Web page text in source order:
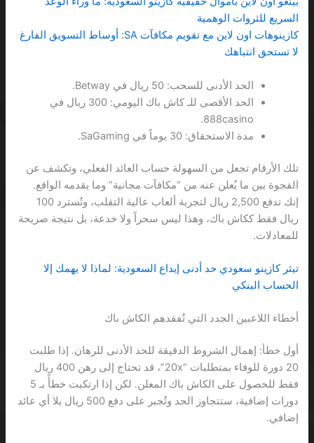
السريع للثروات الوهمية
كازينوهات اون لاين مع تقويم مكافآت SA: أوساط التسويق الفارغ
لا تستحق انتباهك
الحد الأدنى للسحب: 50 ريال في Betway.
الحد الأقصى للـ كاش باك اليومي: 300 ريال في
888casino.
مدة الاستحقاق: 30 يوماً في SaGaming.
تلك الأرقام تجعل من السهولة حساب العائد الفعلي، وتكشف عن
الفجوة بين ما يُعلن عنه من “مكافآت مجانية” وما يقدمه الواقع.
إنك تدفع 2,500 ريال لتجربة ألعاب عالية التقلب، وتُسترد 100
ريال فقط ككاش باك، وهذا ليس سحراً ولا خدعة، بل نتيجة صريحة
للمعادلات.
تيثر كازينو سعودي حد أدنى إيداع السعودية: لماذا لا يهمك إلا
الحساب البنكي
أخطاء اللاعبين الجدد التي تُفقدهم الكاش باك
أول خطأ: إهمال الشروط الدقيقة للحد الأدنى للرهان. إذا طلبت
20 دورة للوفاء بمتطلبات “20x”، قد تحتاج إلى رهن 400 ريال
فقط للحصول على الكاش باك المعلن. لكن إذا ارتكبت خطأً بـ 5
دورات إضافية، ستتجاوز الحد وتُجبر على دفع 500 ريال بلا أي عائد
إضافي.